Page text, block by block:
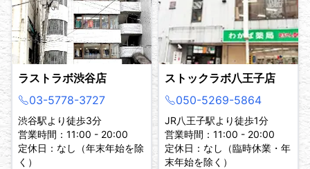
ラストラボ渋谷店
03-5778-3727
渋谷駅より徒歩3分
営業時間：11:00 - 20:00
定休日：なし（年末年始を除
く）
ストックラボ八王子店
050-5269-5864
JR八王子駅より徒歩1分
営業時間：11:00 - 20:00
定休日：なし（臨時休業・年
末年始を除く）